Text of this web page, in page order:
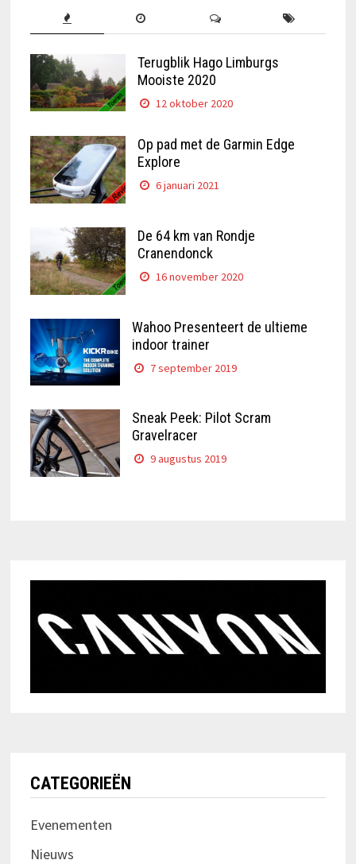
Terugblik Hago Limburgs
Mooiste 2020
12 oktober 2020
Op pad met de Garmin Edge
Explore
6 januari 2021
De 64 km van Rondje
Cranendonck
16 november 2020
Wahoo Presenteert de ultieme
indoor trainer
7 september 2019
Sneak Peek: Pilot Scram
Gravelracer
9 augustus 2019
CATEGORIEËN
Evenementen
Nieuws